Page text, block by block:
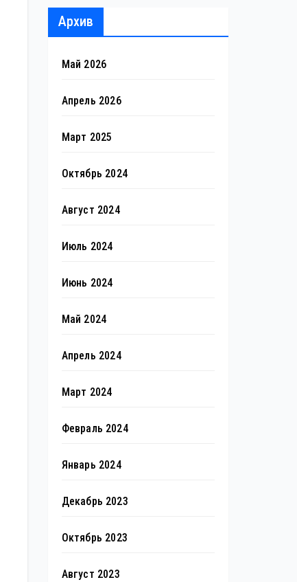
Архив
Май 2026
Апрель 2026
Март 2025
Октябрь 2024
Август 2024
Июль 2024
Июнь 2024
Май 2024
Апрель 2024
Март 2024
Февраль 2024
Январь 2024
Декабрь 2023
Октябрь 2023
Август 2023